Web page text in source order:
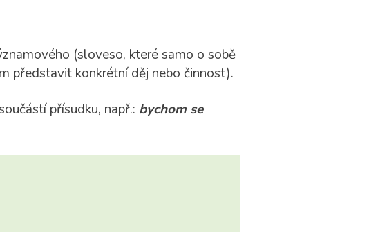
(sloveso, které samo o sobě
představit konkrétní děj nebo činnost).
přísudku, např.: bychom se